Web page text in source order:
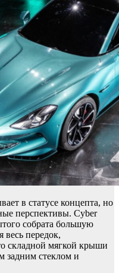
в статусе концепта, но
перспективы. Cyber
собрата большую
весь передок,
складной мягкой крыши
задним стеклом и